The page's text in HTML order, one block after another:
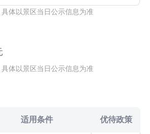
体以景区当日公示信息为准
体以景区当日公示信息为准
适用条件 优待政策